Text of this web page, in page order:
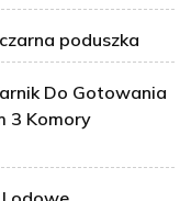
poduszka
Do Gotowania
3 Komory